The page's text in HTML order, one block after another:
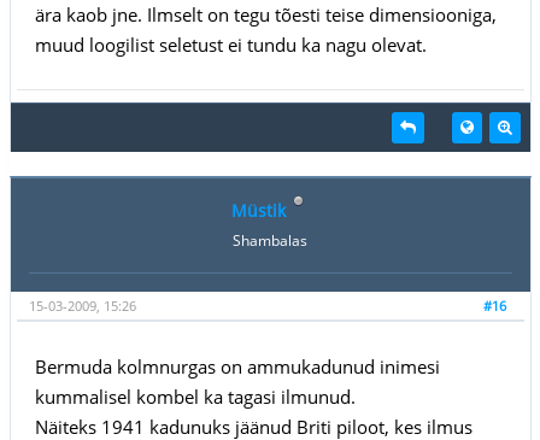
ära kaob jne. Ilmselt on tegu tõesti teise dimensiooniga,
muud loogilist seletust ei tundu ka nagu olevat.
Müstik
Shambalas
#16
15-03-2009, 15:26
Bermuda kolmnurgas on ammukadunud inimesi
kummalisel kombel ka tagasi ilmunud.
Näiteks 1941 kadunuks jäänud Briti piloot, kes ilmus